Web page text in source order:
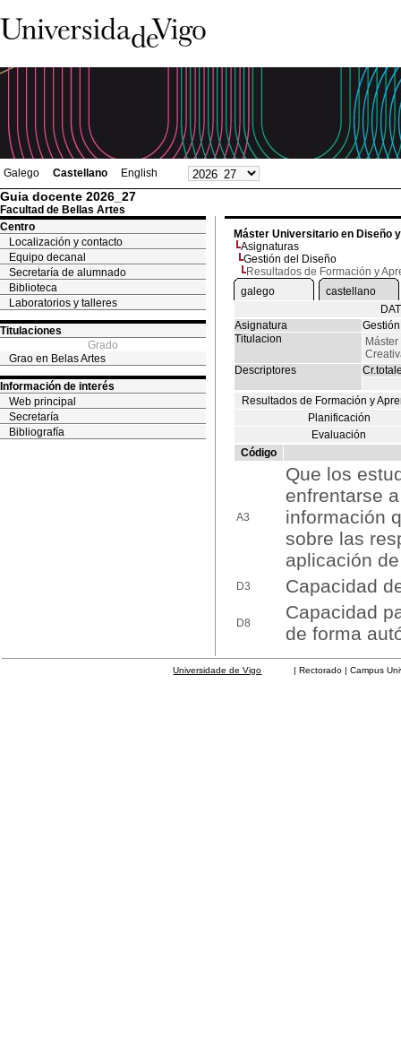
Galego Castellano English
Guia docente 2026_27
Facultad de Bellas Artes
Centro
Localización y contacto
Equipo decanal
Secretaría de alumnado
Biblioteca
Laboratorios y talleres
Titulaciones
Grado
Grao en Belas Artes
Información de interés
Web principal
Secretaría
Bibliografía
Máster Universitario en Diseño
Asignaturas
Gestión del Diseño
Resultados de Formación y
galego
castellano
Asignatura
Titulacion
Descriptores
Resultados de Formación y
Planificación
Evaluación
Código
A3
Que los
enfrentarse
información
sobre las
aplicación
D3 Capacidad
D8
Capacidad
de forma
Universidade de Vigo | Rectorado | Campus